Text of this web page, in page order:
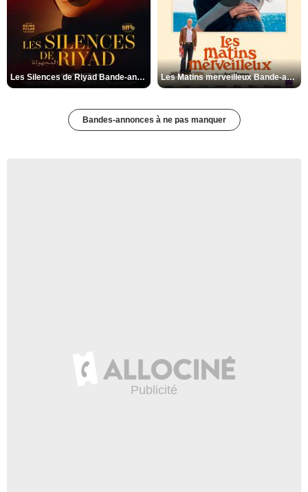
Les Silences de Riyad Bande-annonce VO STFR Les Matins merveilleux Bande-annonce VF
Bandes-annonces à ne pas manquer